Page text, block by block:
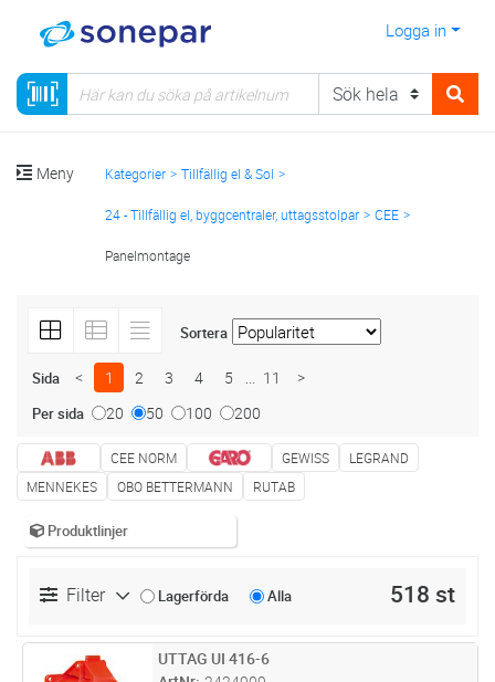
Logga in
Meny Kategorier Tillfällig el & Sol
24 - Tillfällig el, byggcentraler, uttagsstolpar CEE
Panelmontage
Sortera
Sida < 1 2 3 4 5 ... 11 >
Per sida 20 50 100 200
CEE NORM GEWISS
LEGRAND
MENNEKES
OBO BETTERMANN RUTAB
Produktlinjer
Filter Lagerförda Alla 518 st
ST Lägg i kundvagn
UTTAG UI 416-6